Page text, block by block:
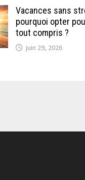
Vacances sans
pourquoi opter
tout compris ?
juin 29, 2026